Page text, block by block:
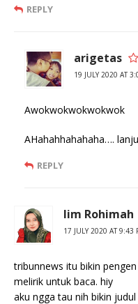
REPLY
arigetas
19 JULY 2020 AT
Awokwokwokwokwok
AHahahhahahaha….
REPLY
Iim Rohimah
17 JULY 2020 AT 9:43
tribunnews itu bikin
melirik untuk baca. hiy
aku ngga tau nih bikin